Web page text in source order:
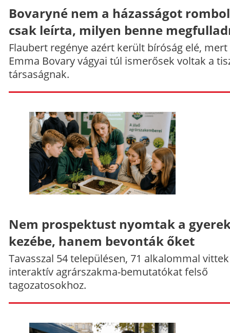
Bovaryné nem a házasságot
csak leírta, milyen benne
Flaubert regénye azért került bíróság elé, mert
Emma Bovary vágyai túl ismerősek voltak a
társaságnak.
Nem prospektust nyomtak a
kezébe, hanem bevonták őket
Tavasszal 54 településen, 71 alkalommal vittek
interaktív agrárszakma-bemutatókat felső
tagozatosokhoz.